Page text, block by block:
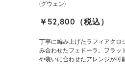
(グウェン)
￥52,800（税込）
丁寧に編み上げたラフィアクロ
み合わせたフェドーラ。フラッ
や装いに合わせたアレンジが可